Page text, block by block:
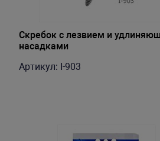
Скребок с лезвием и
насадками
Артикул: I-903